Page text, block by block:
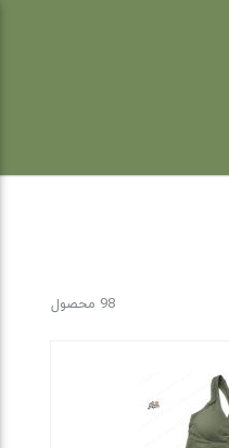
98 محصول